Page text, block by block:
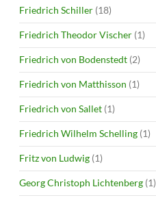
Friedrich Schiller (18)
Friedrich Theodor Vischer (1)
Friedrich von Bodenstedt (2)
Friedrich von Matthisson (1)
Friedrich von Sallet (1)
Friedrich Wilhelm Schelling (1)
Fritz von Ludwig (1)
Georg Christoph Lichtenberg (1)